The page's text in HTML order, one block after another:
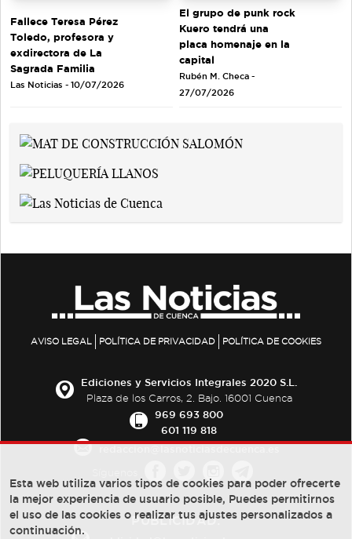
Fallece Teresa Pérez
Toledo, profesora y
exdirectora de La
Sagrada Familia
Las Noticias - 10/07/2026
El grupo de punk rock
Kuero tendrá una
placa homenaje en la
capital
Rubén M. Checa -
27/07/2026
AVISO LEGAL POLÍTICA DE PRIVACIDAD POLÍTICA DE COOKIES
Ediciones y Servicios Integrales 2020 S.L.
Plaza de los Carros, 2. Bajo. 16001 Cuenca
969 693 800
601 119 818
PUBLICIDAD:
Esta web utiliza varios tipos de cookies para poder ofrecerte
la mejor experiencia de usuario posible, Puedes permitirnos
el uso de las cookies o realizar tus ajustes personalizados a
continuación.